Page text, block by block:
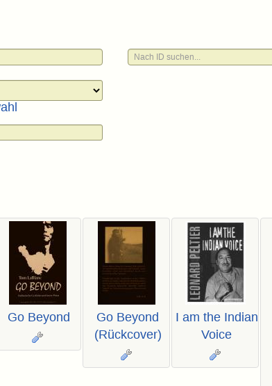
Go Beyond
Go Beyond
(Rückcover)
I am the Indian
Voice